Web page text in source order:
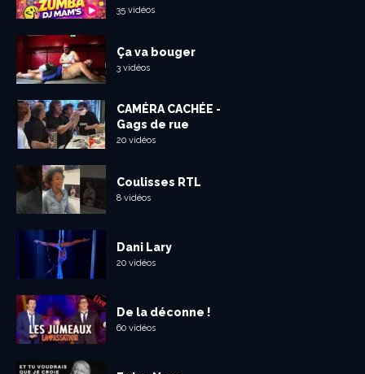
35 vidéos
Ça va bouger
3 vidéos
CAMÉRA CACHÉE -
Gags de rue
20 vidéos
Coulisses RTL
8 vidéos
Dani Lary
20 vidéos
De la déconne !
60 vidéos